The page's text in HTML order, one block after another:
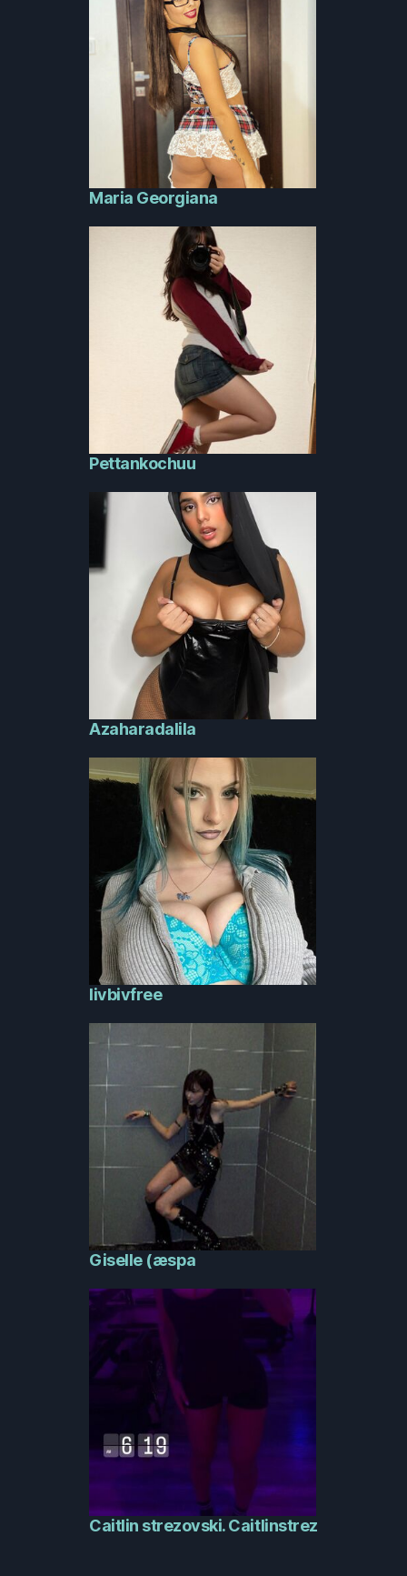
Maria Georgiana
Pettankochuu
Azaharadalila
livbivfree
Giselle (æspa
Caitlin strezovski. Caitlinstrez